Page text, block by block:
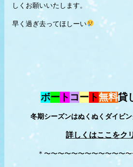
しくお願いいたします。
早く過ぎ去ってほしーい
ボー ト コー ト無料貸
冬期シーズンはぬくぬくダイビン
詳しくはここをク
＊〜〜〜〜〜〜〜〜〜〜〜〜